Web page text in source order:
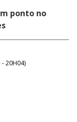
ponto no
- 20H04)